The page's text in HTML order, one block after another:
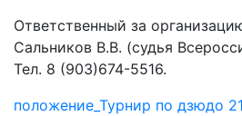
Ответственный за
Сальников В.В. (судья
Тел. 8 (903)674-5516.
положение_Турнир по дзюдо